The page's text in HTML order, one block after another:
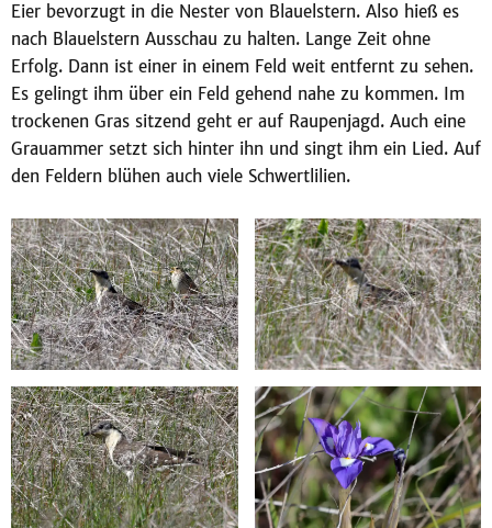
Eier bevorzugt in die Nester von Blauelstern. Also hieß es
nach Blauelstern Ausschau zu halten. Lange Zeit ohne
Erfolg. Dann ist einer in einem Feld weit entfernt zu sehen.
Es gelingt ihm über ein Feld gehend nahe zu kommen. Im
trockenen Gras sitzend geht er auf Raupenjagd. Auch eine
Grauammer setzt sich hinter ihn und singt ihm ein Lied. Auf
den Feldern blühen auch viele Schwertlilien.